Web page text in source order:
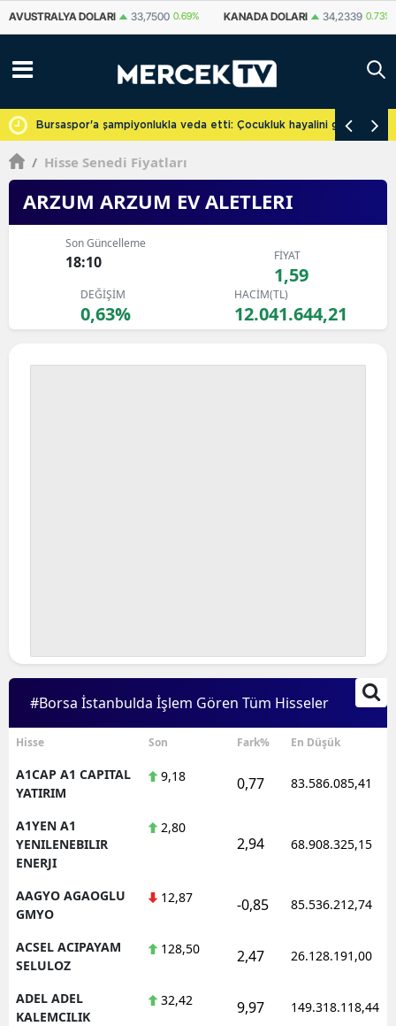
KANADA DOLARI 34,2339 0.73% İSVIÇRE FRANKI 59,1179 0.82%
Bursaspor'a şampiyonlukla veda etti: Çocukluk hayalini
/ Hisse Senedi Fiyatları
ARZUM ARZUM EV ALETLERI
Son Güncelleme
18:10 FİYAT
1,59
DEĞİŞİM
0,63%
HACİM(TL)
12.041.644,21
#Borsa İstanbulda İşlem Gören Tüm Hisseler
Hisse Son Fark% En Düşük
A1CAP A1 CAPITAL
YATIRIM
9,18 0,77 83.586.085,41
A1YEN A1
YENILENEBILIR
ENERJI
2,80
2,94 68.908.325,15
AAGYO AGAOGLU
GMYO
12,87 -0,85 85.536.212,74
ACSEL ACIPAYAM
SELULOZ
128,50 2,47 26.128.191,00
ADEL ADEL
KALEMCILIK
32,42 9,97 149.318.118,44